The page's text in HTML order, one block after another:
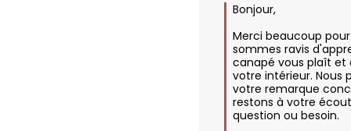
Bonjour,
Merci beaucoup
sommes ravis
canapé vous plaît et
votre intérieur. Nous
votre remarque
restons à votre
question ou besoin.